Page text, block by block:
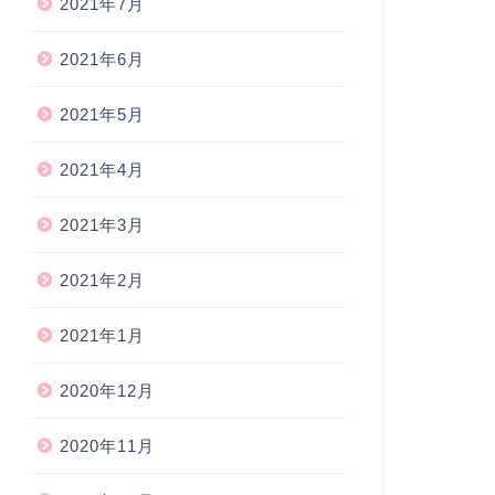
2021年7月
2021年6月
2021年5月
2021年4月
2021年3月
2021年2月
2021年1月
2020年12月
2020年11月